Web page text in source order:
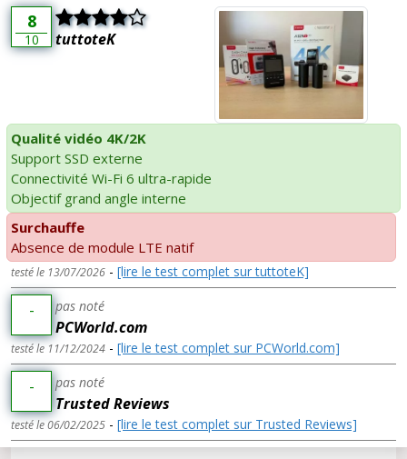
8
10 tuttoteK
Qualité vidéo 4K/2K
Support SSD externe
Connectivité Wi-Fi 6 ultra-rapide
Objectif grand angle interne
Surchauffe
Absence de module LTE natif
testé le 13/07/2026 - [lire le test complet sur tuttoteK]
- pas noté
PCWorld.com
testé le 11/12/2024 - [lire le test complet sur PCWorld.com]
- pas noté
Trusted Reviews
testé le 06/02/2025 - [lire le test complet sur Trusted Reviews]